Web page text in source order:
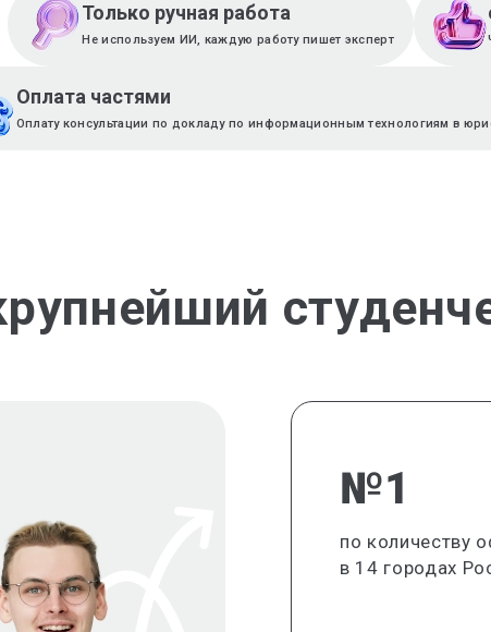
Только ручная работа
Не используем ИИ, каждую работу пишет эксперт
Оплата частями
Оплату консультации по докладу по информационным технологиям в
№1
по количеству
в 14 городах